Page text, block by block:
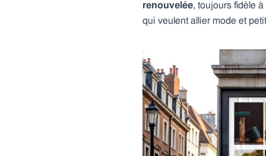
renouvelée, toujours fidèle
qui veulent allier mode et